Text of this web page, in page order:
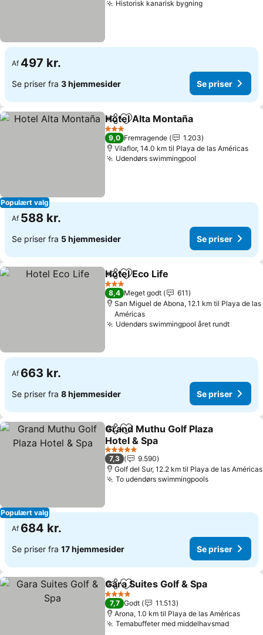
Historisk kanarisk bygningSe priser
Af 497 kr.
Se priser fra 3 hjemmesider Se priser
Populært valg
Del Føj til favoritter
Hotel Alta Montaña
3 Stjerner
9,0 Fremragende
1.203
Vilaflor, 14.0 km til Playa de las Américas
Udendørs swimmingpool
Af 588 kr.
Se priser fra 5 hjemmesider Se priser
Del Føj til favoritter
Hotel Eco Life
3 Stjerner
8,4 Meget godt
611
San Miguel de Abona, 12.1 km til Playa de las
Américas
Udendørs swimmingpool året rundtSe
Af 663 kr.
Se priser fra 8 hjemmesider Se priser
Populært valg
Del Føj til favoritter
Grand Muthu Golf Plaza
Hotel & Spa
Se priser
5 Stjerner
7,3
9.590
Golf del Sur, 12.2 km til Playa de las Américas
To udendørs swimmingpoolsSe priser
Af 684 kr.
Se priser fra 17 hjemmesider Se priser
Del Føj til favoritter
Gara Suites Golf & Spa
4 Stjerner
7,7 Godt
11.513
Arona, 1.0 km til Playa de las Américas
Temabuffeter med middelhavsmadSe